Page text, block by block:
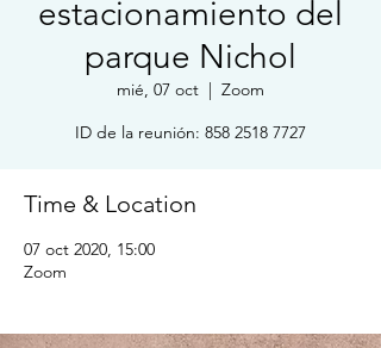
estacionamiento del
parque Nichol
mié, 07 oct
  |
Zoom
ID de la reunión: 858 2518 7727
Time & Location
07 oct 2020, 15:00
Zoom